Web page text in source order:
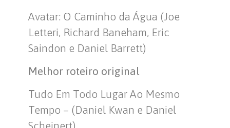
Avatar: O Caminho da Água (Joe
Letteri, Richard Baneham, Eric
Saindon e Daniel Barrett)
Melhor roteiro original
Tudo Em Todo Lugar Ao Mesmo
Tempo – (Daniel Kwan e Daniel